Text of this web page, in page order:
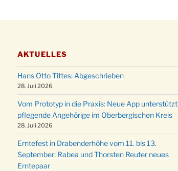
AKTUELLES
Hans Otto Tittes: Abgeschrieben
28. Juli 2026
Vom Prototyp in die Praxis: Neue App unterstützt
pflegende Angehörige im Oberbergischen Kreis
28. Juli 2026
Erntefest in Drabenderhöhe vom 11. bis 13.
September: Rabea und Thorsten Reuter neues
Erntepaar